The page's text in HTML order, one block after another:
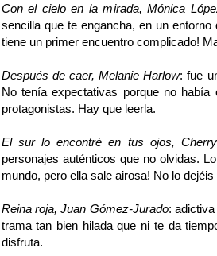
Con el cielo en la mirada, Mónica
sencilla que te engancha, en un
tiene un primer encuentro complicado!
Después de caer, Melanie Harlow: fue
No tenía expectativas porque no
protagonistas. Hay que leerla.
El sur lo encontré en tus ojos,
personajes auténticos que no olvidas.
mundo, pero ella sale airosa! No lo
Reina roja, Juan Gómez-Jurado:
trama tan bien hilada que ni te da
disfruta.